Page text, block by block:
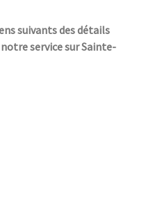
suivants des détails
service sur Sainte-